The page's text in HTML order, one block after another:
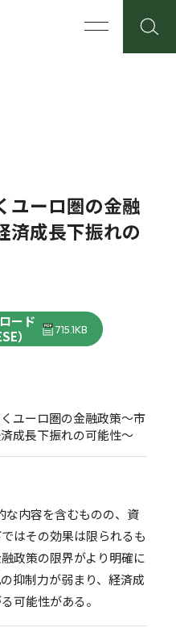
ユーロ圏の金融
済成長下振れの
ード
）
715.1KB
ユーロ圏の金融政策～市
成長下振れの可能性～
な内容を含むものの、資
はその効果は限られるも
政策の限界がより明確に
抑制力が弱まり、経済成
可能性がある。